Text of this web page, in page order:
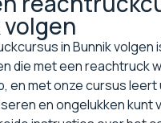
in Bunnik volgen
die met een reachtruck
en met onze cursus leert
en ongelukken kunt